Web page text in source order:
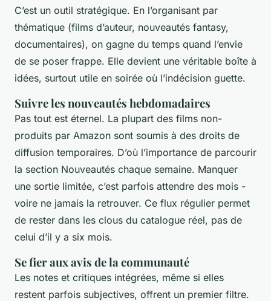
C’est un outil stratégique. En l’organisant par
thématique (films d’auteur, nouveautés fantasy,
documentaires), on gagne du temps quand l’envie
de se poser frappe. Elle devient une véritable boîte à
idées, surtout utile en soirée où l’indécision guette.
Suivre les nouveautés hebdomadaires
Pas tout est éternel. La plupart des films non-
produits par Amazon sont soumis à des droits de
diffusion temporaires. D’où l’importance de parcourir
la section Nouveautés chaque semaine. Manquer
une sortie limitée, c’est parfois attendre des mois -
voire ne jamais la retrouver. Ce flux régulier permet
de rester dans les clous du catalogue réel, pas de
celui d’il y a six mois.
Se fier aux avis de la communauté
Les notes et critiques intégrées, même si elles
restent parfois subjectives, offrent un premier filtre.